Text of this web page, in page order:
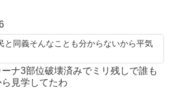
と同義そんなことも分からないから平気
ーナ3部位破壊済みでミリ残しで誰も
見学してたわ